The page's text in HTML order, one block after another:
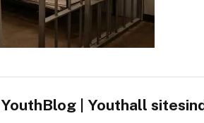
YouthBlog | Youthall